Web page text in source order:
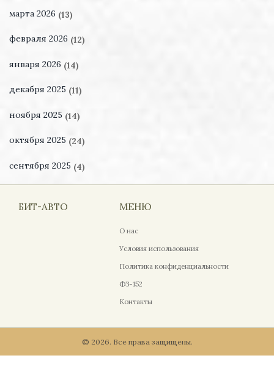
марта 2026 (13)
февраля 2026 (12)
января 2026 (14)
декабря 2025 (11)
ноября 2025 (14)
октября 2025 (24)
сентября 2025 (4)
БИТ-АВТО МЕНЮ
О нас
Условия использования
Политика конфиденциальности
ФЗ-152
Контакты
© 2026. Все права защищены.